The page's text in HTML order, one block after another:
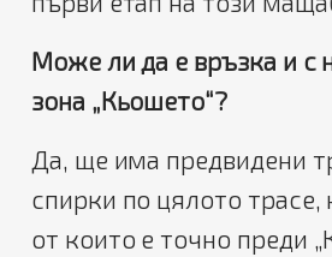
Може ли да е връзка и с
зона „Кьошето“?
Да, ще има предвидени
спирки по цялото трасе,
от които е точно преди